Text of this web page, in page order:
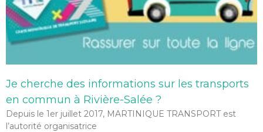
Je cherche des informations sur les transports
en commun à Rivière-Salée ?
Depuis le 1er juillet 2017, MARTINIQUE TRANSPORT est
l’autorité organisatrice